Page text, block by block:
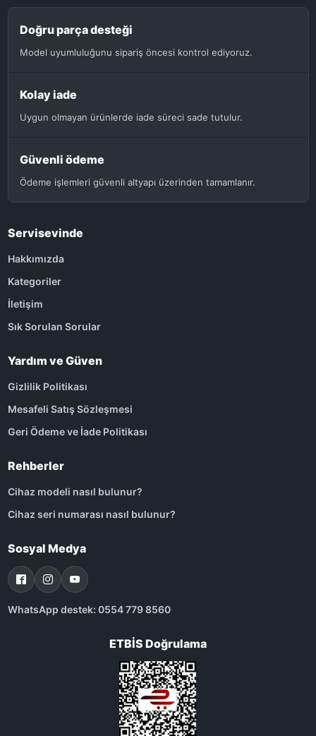
Doğru parça desteği
Model uyumluluğunu sipariş öncesi kontrol ediyoruz.
Kolay iade
Uygun olmayan ürünlerde iade süreci sade tutulur.
Güvenli ödeme
Ödeme işlemleri güvenli altyapı üzerinden tamamlanır.
Servisevinde
Hakkımızda
Kategoriler
İletişim
Sık Sorulan Sorular
Yardım ve Güven
Gizlilik Politikası
Mesafeli Satış Sözleşmesi
Geri Ödeme ve İade Politikası
Rehberler
Cihaz modeli nasıl bulunur?
Cihaz seri numarası nasıl bulunur?
Sosyal Medya
WhatsApp destek: 0554 779 8560
ETBİS Doğrulama